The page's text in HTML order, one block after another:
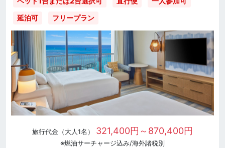
延泊可 フリープラン
旅行代金（大人1名） 321,400円～870,400円
※燃油サーチャージ込み/海外諸税別